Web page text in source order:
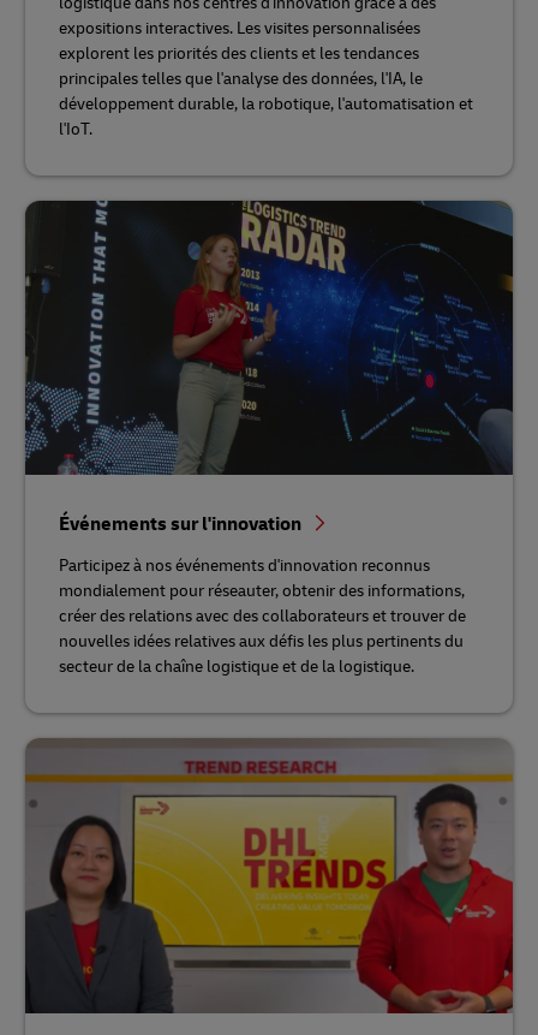
expositions interactives. Les visites personnalisées
explorent les priorités des clients et les tendances
principales telles que l'analyse des données, l'IA, le
développement durable, la robotique, l'automatisation et
l'IoT.
Événements sur l'innovation
Participez à nos événements d'innovation reconnus
mondialement pour réseauter, obtenir des informations,
créer des relations avec des collaborateurs et trouver de
nouvelles idées relatives aux défis les plus pertinents du
secteur de la chaîne logistique et de la logistique.